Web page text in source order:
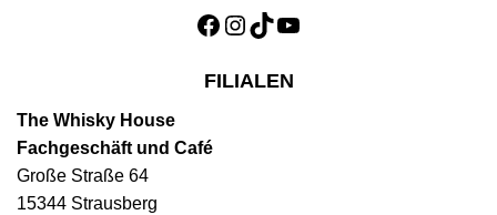
Facebook
Instagram
TikTokYouTube
FILIALEN
The Whisky House
Fachgeschäft und Café
Große Straße 64
15344 Strausberg